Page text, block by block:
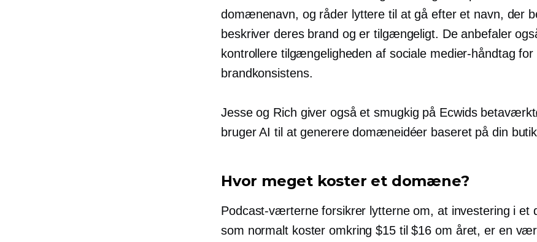
domænenavn, og råder lyttere til at gå efter et navn, der
beskriver deres brand og er tilgængeligt. De anbefaler
kontrollere tilgængeligheden af ​​sociale medier-håndtag for
brandkonsistens.
Jesse og Rich giver også et smugkig på Ecwids
bruger AI til at generere domæneidéer baseret på din
Hvor meget koster et domæne?
Podcast-værterne forsikrer lytterne om, at investering i et
som normalt koster omkring $15 til $16 om året, er en